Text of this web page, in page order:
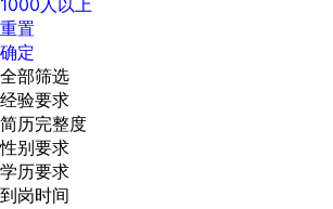
1000人以上
重置
确定
全部筛选
经验要求
简历完整度
性别要求
学历要求
到岗时间